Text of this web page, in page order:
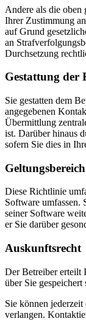
Andere als die
Ihrer Zustimmung
auf Grund
an
Durchsetzung
Gestattung der
Sie gestatten dem
angegebenen
Übermittlung
ist. Darüber hinaus
sofern Sie dies in
Diese Richtlinie
Software umfassen.
seiner Software
er Sie darüber
Auskunftsrecht
Der Betreiber erteilt
über Sie gespeichert
Sie können
verlangen.